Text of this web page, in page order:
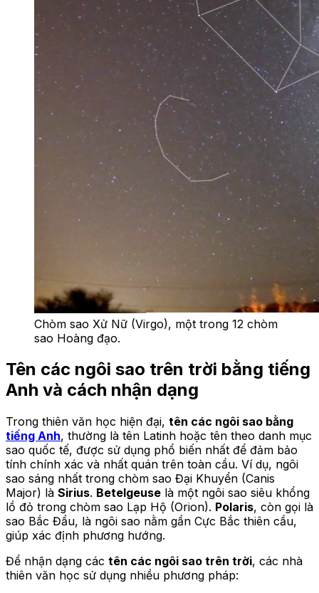
Chòm sao Xử Nữ (Virgo), một trong 12 chòm
sao Hoàng đạo.
Tên các ngôi sao trên trời bằng tiếng
Anh và cách nhận dạng
Trong thiên văn học hiện đại, tên các ngôi sao bằng
tiếng Anh, thường là tên Latinh hoặc tên theo danh mục
sao quốc tế, được sử dụng phổ biến nhất để đảm bảo
tính chính xác và nhất quán trên toàn cầu. Ví dụ, ngôi
sao sáng nhất trong chòm sao Đại Khuyển (Canis
Major) là Sirius. Betelgeuse là một ngôi sao siêu khổng
lồ đỏ trong chòm sao Lạp Hộ (Orion). Polaris, còn gọi là
sao Bắc Đẩu, là ngôi sao nằm gần Cực Bắc thiên cầu,
giúp xác định phương hướng.
Để nhận dạng các tên các ngôi sao trên trời, các nhà
thiên văn học sử dụng nhiều phương pháp: